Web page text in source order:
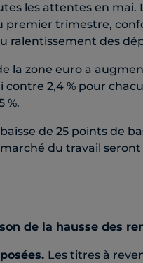
les attentes en mai.
premier trimestre,
ralentissement des
la zone euro a
contre 2,4 % pour
%.
de 25 points de
du travail
de la hausse des
Les titres à